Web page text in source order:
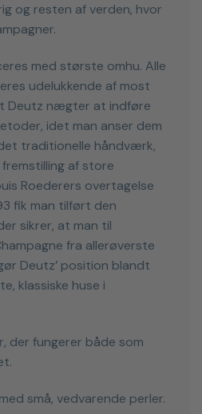
og resten af verden, hvor
med største omhu. Alle
udelukkende af most
Deutz nægter at indføre
idet man anser dem
traditionelle håndværk,
af store
Roederers overtagelse
fik man tilført den
sikrer, at man til
fra allerøverste
Deutz’ position blandt
klassiske huse i
der fungerer både som
små, vedvarende perler.